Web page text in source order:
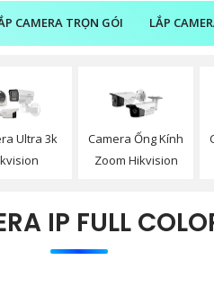
CAMERA TRỌN GÓI LẮP
Ultra 3k
Camera Ống Kính
Zoom Hikvision
IP FULL